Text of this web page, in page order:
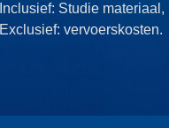
Inclusief: Studie
Exclusief: vervoerskosten.